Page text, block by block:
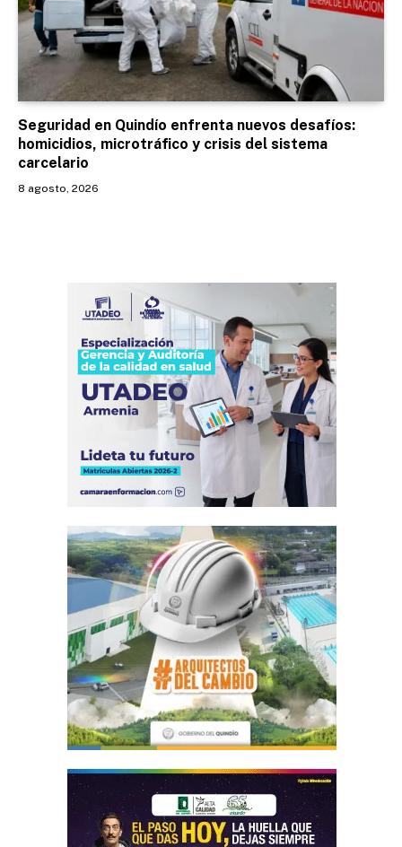
Seguridad en Quindío enfrenta nuevos desafíos:
homicidios, microtráfico y crisis del sistema
carcelario
8 agosto, 2026